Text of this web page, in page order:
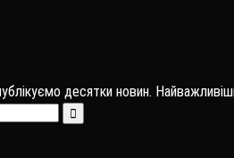
десятки новин.